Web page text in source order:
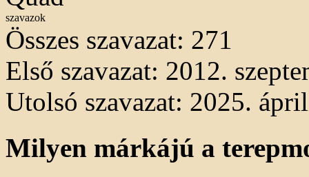
szavazok
Összes szavazat: 271
Első szavazat: 2012.
Utolsó szavazat: 2025.
Milyen márkájú a